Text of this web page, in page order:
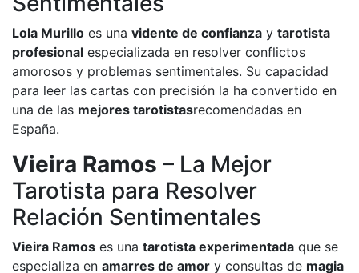
Lola Murillo es una vidente de confianza y tarotista
profesional especializada en resolver conflictos
amorosos y problemas sentimentales. Su capacidad
para leer las cartas con precisión la ha convertido en
una de las mejores tarotistasrecomendadas en
España.
Vieira Ramos – La Mejor
Tarotista para Resolver
Relación Sentimentales
Vieira Ramos es una tarotista experimentada que se
especializa en amarres de amor y consultas de magia